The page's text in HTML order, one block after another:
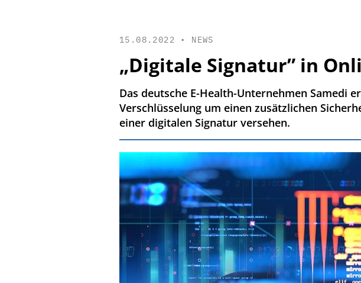
15.08.2022 • NEWS
„Digitale Signatur” in
Das deutsche E-Health-Unternehmen Samedi
Verschlüsselung um einen zusätzlichen
einer digitalen Signatur versehen.